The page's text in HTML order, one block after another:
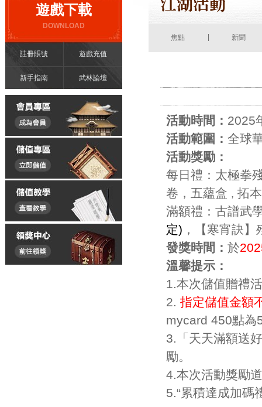
遊戲下載
DOWNLOAD
註冊賬號 遊戲充值
新手指南 武林論壇
焦點 新聞
活動時間： 2025
活動範圍： 全球
活動獎勵：
每日 禮 ： 太極拳
卷， 五蘊盒 ， 拓
滿額禮：古譜武
定) ，
【寒宵訣】
發獎時間： 於
溫馨提示：
1.本次儲值贈禮
2. 指定儲值金額
mycard 450點為
3.「天天滿額送
勵。
4.本次活動獎勵
5.“累積達成加碼